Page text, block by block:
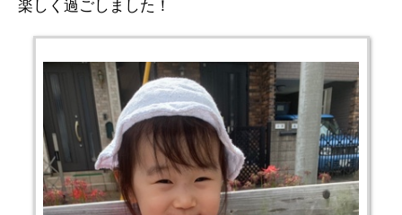
楽しく過ごしました！